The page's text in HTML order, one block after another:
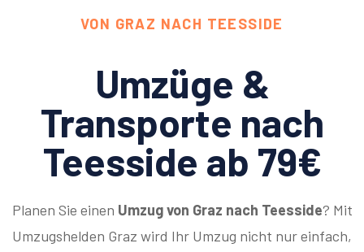
VON GRAZ NACH TEESSIDE
Umzüge &
Transporte nach
Teesside ab 79€
Planen Sie einen Umzug von Graz nach Teesside? Mit
Umzugshelden Graz wird Ihr Umzug nicht nur einfach,